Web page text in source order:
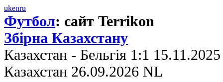
ukenru
Футбол: сайт Terrikon
Збірна Казахстану
Казахстан - Бельгія 1:1
Казахстан 26.09.2026 NL